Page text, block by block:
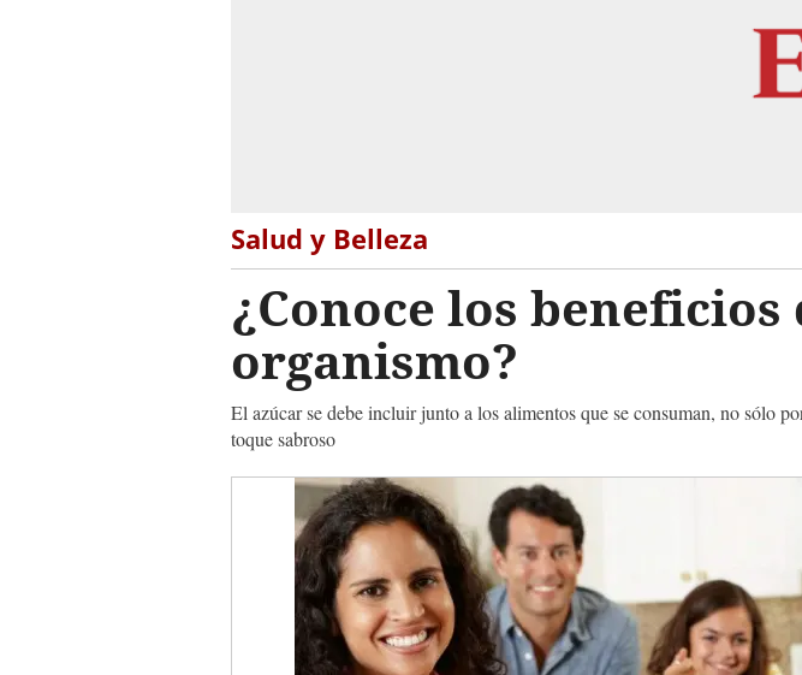
Salud y Belleza
¿Conoce los
organismo?
El azúcar se debe incluir junto a los alimentos que se consuman, no sólo
toque sabroso